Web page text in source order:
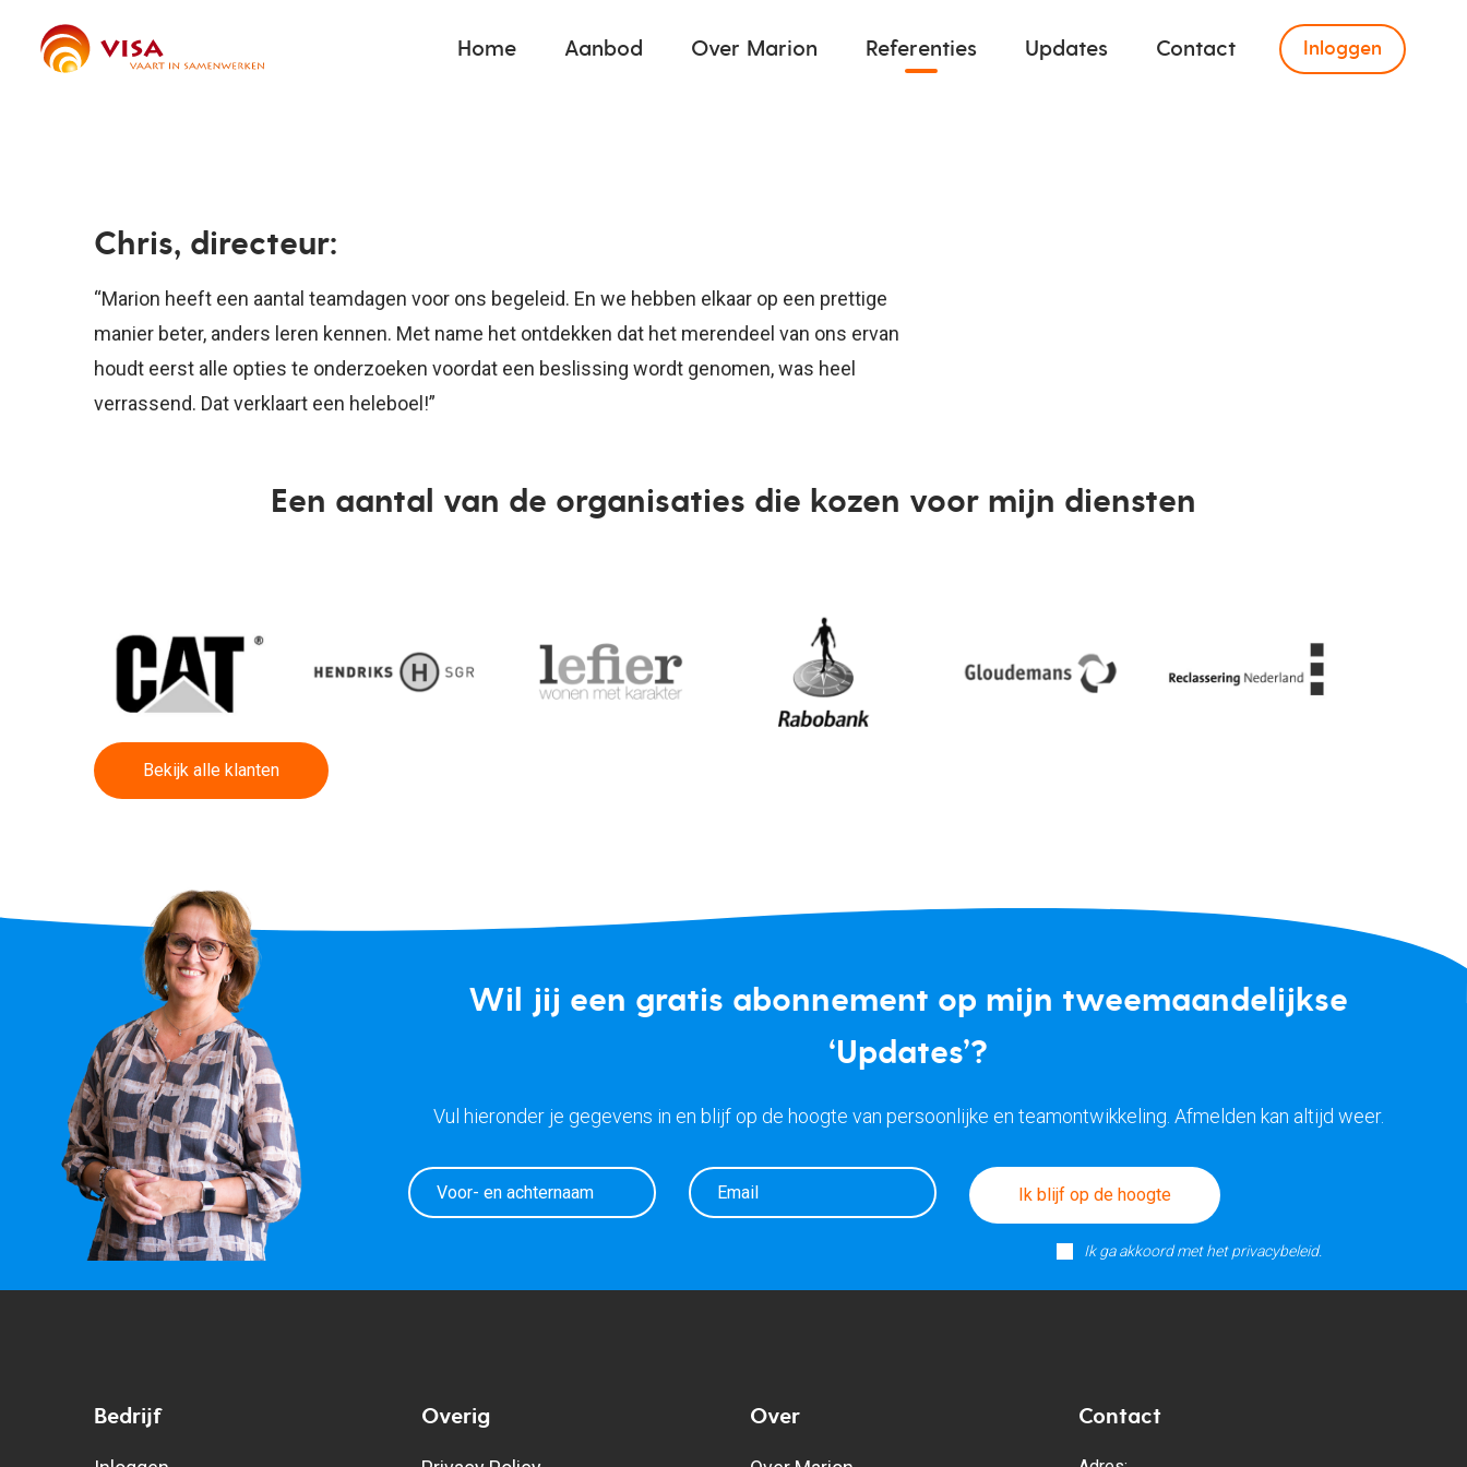
Home Aanbod Over Marion Referenties Updates Contact Inloggen
Chris, directeur:
“Marion heeft een aantal teamdagen voor ons begeleid. En we hebben elkaar op een prettige
manier beter, anders leren kennen. Met name het ontdekken dat het merendeel van ons ervan
houdt eerst alle opties te onderzoeken voordat een beslissing wordt genomen, was heel
verrassend. Dat verklaart een heleboel!”
Een aantal van de organisaties die kozen voor mijn diensten
Bekijk alle klanten
Wil jij een gratis abonnement op mijn tweemaandelijkse
‘Updates’?
Vul hieronder je gegevens in en blijf op de hoogte van persoonlijke en teamontwikkeling. Afmelden kan altijd weer.
Ik ga akkoord met het privacybeleid.
Ik blijf op de hoogte
Bedrijf Overig Over Contact